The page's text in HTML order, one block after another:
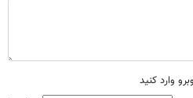
وارد کنید